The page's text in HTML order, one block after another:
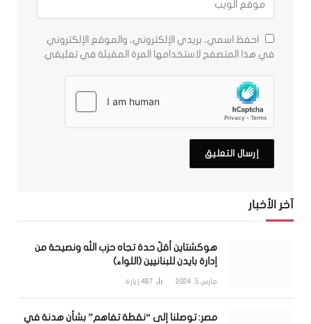
احفظ اسمي، بريدي الإلكتروني، والموقع الإلكتروني
في هذا المتصفح لاستخدامها المرة المقبلة في تعليقي.
آخر الأخبار
هوكشتاين أقلّ حدة تجاه حزب الله ونصيحة من
إدارة بايدن للبنانيين (اللواء)
مارس 5, 2024 487 زيارة
مصر: توصلنا إلى “نقطة تفاهم” بشأن هدنة في